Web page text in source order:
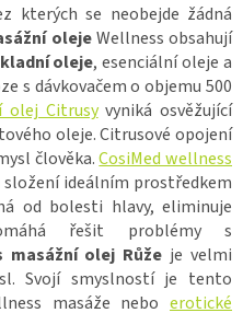
kterých se neobejde žádná
olejeWellness obsahují
oleje, esenciální oleje a
s dávkovačem o objemu 500
olej Citrusyvyniká osvěžující
oleje. Citrusové opojení
člověka.CosiMed wellness
složení ideálním prostředkem
od bolesti hlavy, eliminuje
řešit problémy s
masážní olej Růže je velmi
Svojí smyslností je tento
masáže nebo erotické